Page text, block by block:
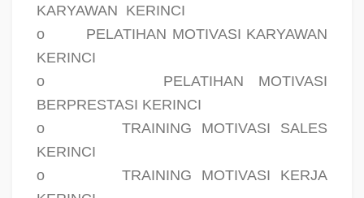
KARYAWAN KERINCI
o
PELATIHAN MOTIVASI KARYAWAN
KERINCI
o
PELATIHAN MOTIVASI
BERPRESTASI KERINCI
o
TRAINING MOTIVASI SALES
KERINCI
o
TRAINING MOTIVASI KERJA